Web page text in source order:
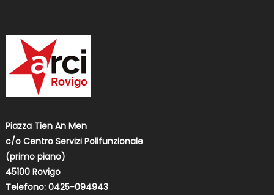
Piazza Tien An Men
c/o Centro Servizi Polifunzionale
(primo piano)
45100 Rovigo
Telefono: 0425-094943